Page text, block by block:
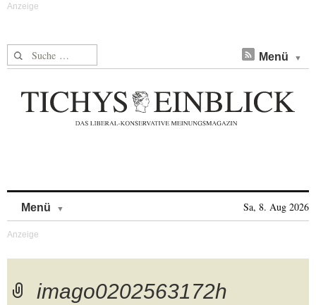
Suche nach: Menü
Menü Sa, 8. Aug 2026
imago0202563172h